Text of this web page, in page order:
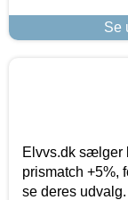
Se
Elvvs.dk sælger
prismatch +5%,
se deres udvalg.